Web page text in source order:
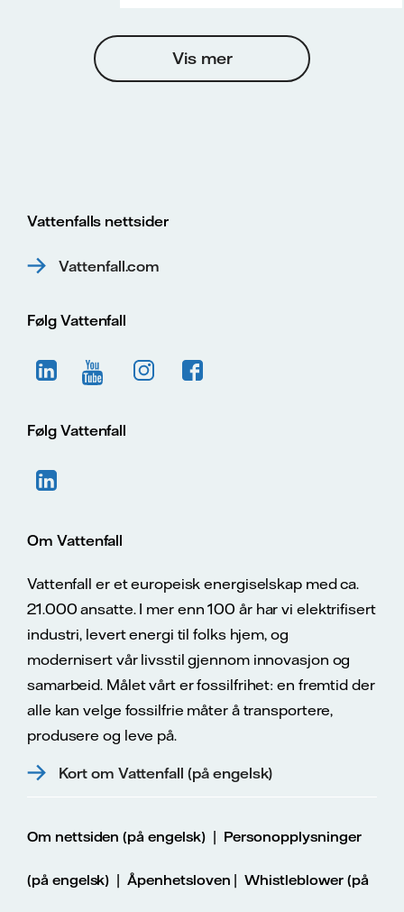
Vis mer
Vattenfalls nettsider
Vattenfall.com
Følg Vattenfall
Følg Vattenfall
Om Vattenfall
Vattenfall er et europeisk energiselskap med ca.
21.000 ansatte. I mer enn 100 år har vi elektrifisert
industri, levert energi til folks hjem, og
modernisert vår livsstil gjennom innovasjon og
samarbeid. Målet vårt er fossilfrihet: en fremtid der
alle kan velge fossilfrie måter å transportere,
produsere og leve på.
Kort om Vattenfall (på engelsk)
Om nettsiden (på engelsk)| Personopplysninger
(på engelsk) |Åpenhetsloven |Whistleblower (på